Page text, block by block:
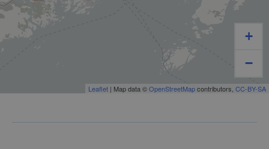
+
−
Leaflet | Map data ©OpenStreetMapcontributors, CC-BY-SA